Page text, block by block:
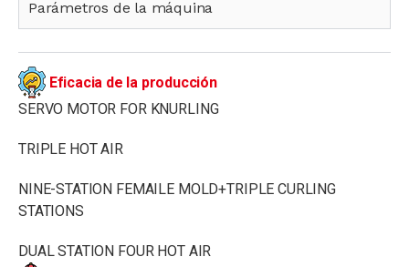
Parámetros de la máquina
Eficacia de la producción
SERVO MOTOR FOR KNURLING
TRIPLE HOT AIR
NINE-STATION FEMAILE MOLD+TRIPLE CURLING
STATIONS
DUAL STATION FOUR HOT AIR